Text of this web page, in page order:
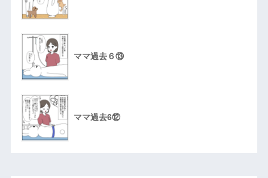
ママ過去６⑬
ママ過去6⑫